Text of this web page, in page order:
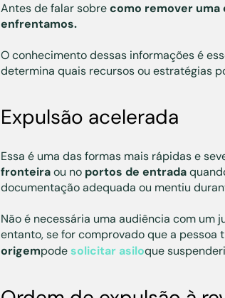
Antes de falar sobrecomo remover uma
enfrentamos.
O conhecimento dessas informações é
determina quais recursos ou estratégias
Expulsão acelerada
Essa é uma das formas mais rápidas e
fronteiraou no portos de entrada
documentação adequada ou mentiu
Não é necessária uma audiência com um
entanto, se for comprovado que a pessoa
origempodesolicitar asiloque